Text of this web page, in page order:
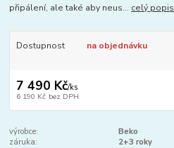
připálení, ale také aby neus... celý popis
Dostupnost na objednávku
7 490 Kč/ks
6 190 Kč bez DPH
výrobce:
Beko
záruka:
2+3 roky